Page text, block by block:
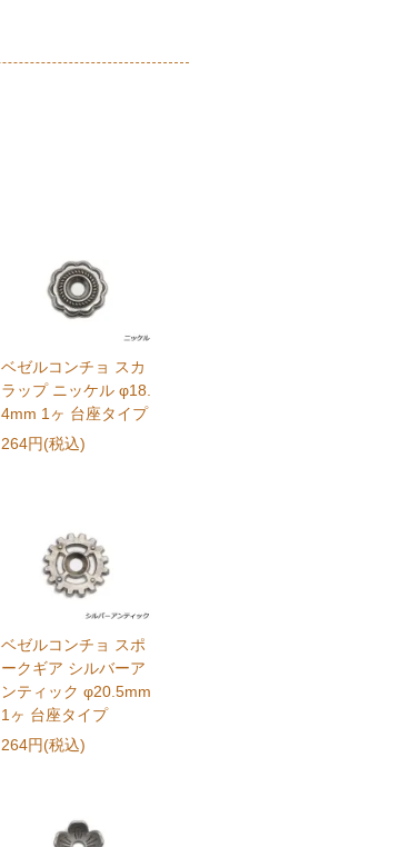
ベゼルコンチョ スカ
ラップ ニッケル φ18.
4mm 1ヶ 台座タイプ
264円(税込)
ベゼルコンチョ スポ
ークギア シルバーア
ンティック φ20.5mm
1ヶ 台座タイプ
264円(税込)